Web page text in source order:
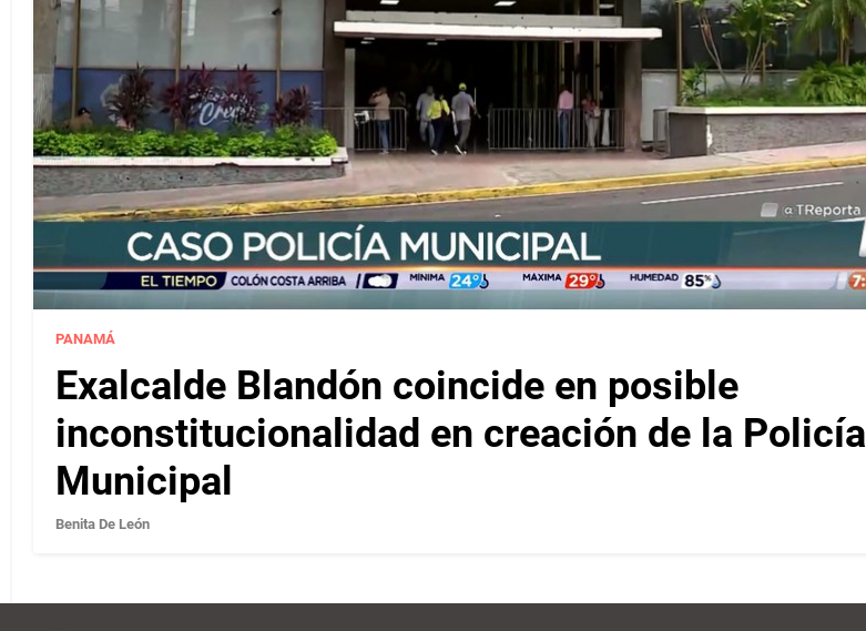
PANAMÁ
Exalcalde Blandón coincide en posible
inconstitucionalidad en creación de la Policía
Municipal
Benita De León